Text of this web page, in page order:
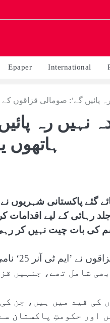
Epaper International
پائیں گے‘: صومالی قزاقوں
ہاتھوں
گئے پاکستانی شہریوں
رہائی کے لیے اقدامات
کی بات چیت نہیں کر
سے ان قزاقوں کی قید میں
اور حکومتِ پاکستان